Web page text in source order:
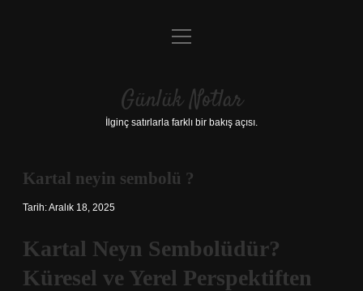
Anasayfa
Yasal Uyarı
menüyü
Günlük Notlar
İlginç satırlarla farklı bir bakış açısı.
Kartal neyin sembolü ?
Tarih: Aralık 18, 2025
Kartal Neyn Sembolüdür?
Küresel ve Yerel Perspektiften